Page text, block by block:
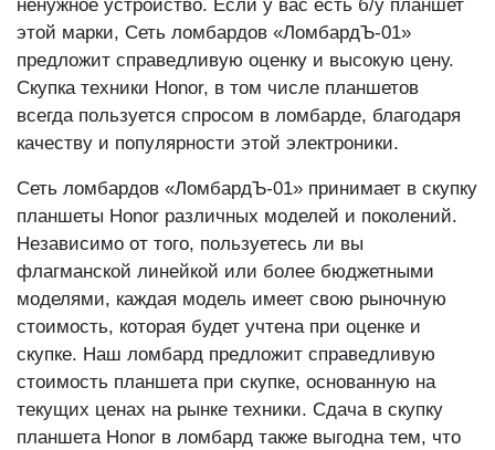
ненужное устройство. Если у вас есть б/у планшет
этой марки, Сеть ломбардов «ЛомбардЪ-01»
предложит справедливую оценку и высокую цену.
Скупка техники Honor, в том числе планшетов
всегда пользуется спросом в ломбарде, благодаря
качеству и популярности этой электроники.
Сеть ломбардов «ЛомбардЪ-01» принимает в скупку
планшеты Honor различных моделей и поколений.
Независимо от того, пользуетесь ли вы
флагманской линейкой или более бюджетными
моделями, каждая модель имеет свою рыночную
стоимость, которая будет учтена при оценке и
скупке. Наш ломбард предложит справедливую
стоимость планшета при скупке, основанную на
текущих ценах на рынке техники. Сдача в скупку
планшета Honor в ломбард также выгодна тем, что